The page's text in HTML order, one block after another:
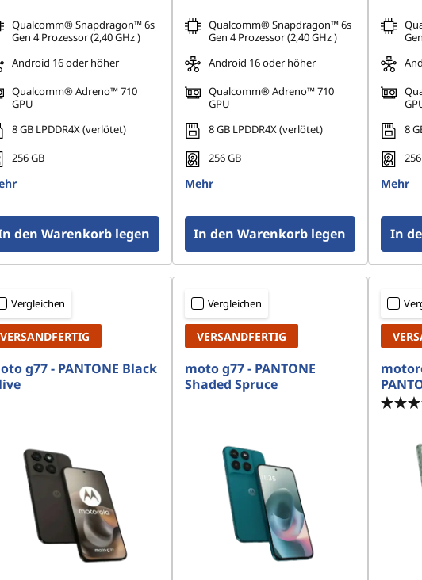
Qualcomm® Snapdragon™ 6s
Gen 4 Prozessor (2,40 GHz )
Android 16 oder höher
Qualcomm® Adreno™ 710
GPU
8 GB LPDDR4X (verlötet)
256 GB
den Warenkorb legen
Qualcomm® Snapdragon™ 6s
Gen 4 Prozessor (2,40 GHz )
Android 16 oder höher
Qualcomm® Adreno™ 710
GPU
8 GB LPDDR4X (verlötet)
256 GB
Mehr
In den Warenkorb legen
8
Mehr
In
Vergleichen
VERSANDFERTIG
g77 - PANTONE Black
Vergleichen
VERSANDFERTIG
moto g77 - PANTONE
Shaded Spruce